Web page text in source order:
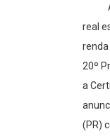
A
real
renda
20º
a
(PR)